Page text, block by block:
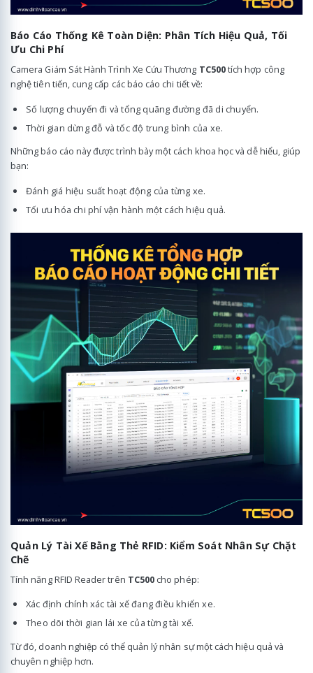
Báo Cáo Thống Kê Toàn Diện: Phân Tích Hiệu Quả, Tối
Ưu Chi Phí
Camera Giám Sát Hành Trình Xe Cứu Thương TC500tích hợp công
nghệ tiên tiến, cung cấp các báo cáo chi tiết về:
Số lượng chuyến đi và tổng quãng đường đã di chuyển.
Thời gian dừng đỗ và tốc độ trung bình của xe.
Những báo cáo này được trình bày một cách khoa học và dễ hiểu, giúp
bạn:
Đánh giá hiệu suất hoạt động của từng xe.
Tối ưu hóa chi phí vận hành một cách hiệu quả.
Quản Lý Tài Xế Bằng Thẻ RFID: Kiểm Soát Nhân Sự Chặt
Chẽ
Tính năng RFID Reader trên TC500 cho phép:
Xác định chính xác tài xế đang điều khiển xe.
Theo dõi thời gian lái xe của từng tài xế.
Từ đó, doanh nghiệp có thể quản lý nhân sự một cách hiệu quả và
chuyên nghiệp hơn.